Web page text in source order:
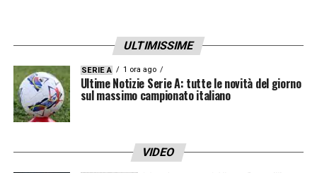
ULTIMISSIME
SERIE A 1 ora ago
Ultime Notizie Serie A: tutte le novità del giorno
sul massimo campionato italiano
VIDEO